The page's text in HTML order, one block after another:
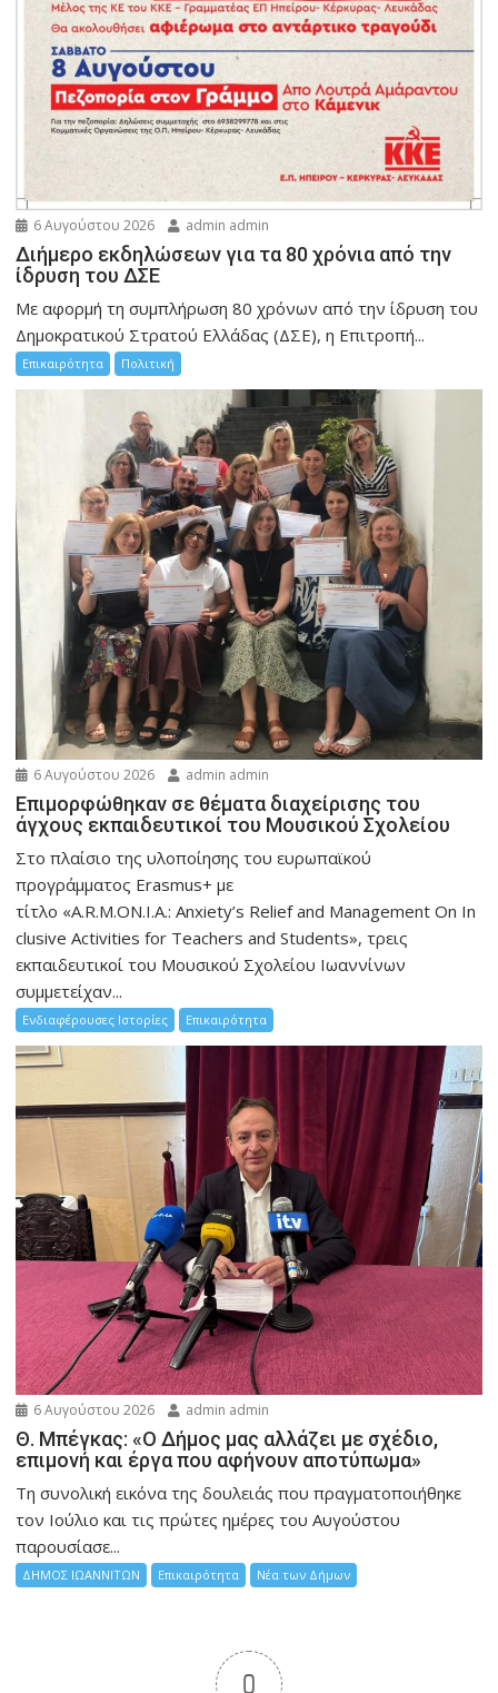
6 Αυγούστου 2026 admin admin
Διήμερο εκδηλώσεων για τα 80 χρόνια από την
ίδρυση του ΔΣΕ
Με αφορμή τη συμπλήρωση 80 χρόνων από την ίδρυση του
Δημοκρατικού Στρατού Ελλάδας (ΔΣΕ), η Επιτροπή...
Επικαιρότητα Πολιτική
6 Αυγούστου 2026 admin admin
Eπιμορφώθηκαν σε θέματα διαχείρισης του
άγχους εκπαιδευτικοί του Μουσικού Σχολείου
Στο πλαίσιο της υλοποίησης του ευρωπαϊκού
προγράμματος Erasmus+ με
τίτλο «A.R.M.ON.I.A.: Anxiety’s Relief and Management On In
clusive Activities for Teachers and Students», τρεις
εκπαιδευτικοί του Μουσικού Σχολείου Ιωαννίνων
συμμετείχαν...
Ενδιαφέρουσες Ιστορίες Επικαιρότητα
6 Αυγούστου 2026 admin admin
Θ. Μπέγκας: «Ο Δήμος μας αλλάζει με σχέδιο,
επιμονή και έργα που αφήνουν αποτύπωμα»
Τη συνολική εικόνα της δουλειάς που πραγματοποιήθηκε
τον Ιούλιο και τις πρώτες ημέρες του Αυγούστου
παρουσίασε...
ΔΗΜΟΣ ΙΩΑΝΝΙΤΩΝ Επικαιρότητα Νέα των Δήμων
0